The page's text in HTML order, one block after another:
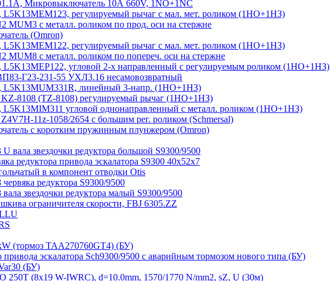
Микровыключатель 10А 660V, 1NO+1NC
L5K13MEM123, регулируемый рычаг с мал. мет. роликом (1НО+1НЗ)
MUM3 с металл. роликом по прод. оси на стержне
(Omron)
L5K13MEM122, регулируемый рычаг с мал. мет. роликом (1НО+1НЗ)
MUM8 с металл. роликом по попереч. оси на стержне
L5K13MEP122, угловой 2-х направленный с регулируемым роликом (1НО+1НЗ)
Г23-231-55 УХЛ3.16 несамовозвратный
L5K13MUM331R, линейный 3-напр. (1НО+1НЗ)
8108 (TZ-8108) регулируемый рычаг (1НО+1НЗ)
L5K13MIM311 угловой однонаправленный с металл. роликом (1НО+1НЗ)
11z-1058/2654 с большим рег. роликом (Schmersal)
с коротким пружинным плунжером (Omron)
вала звездочки редуктора большой S9300/9500
редуктора привода эскалатора S9300 40х52х7
в компонент отводки Otis
редуктора S9300/9500
звездочки редуктора малый S9300/9500
ограничителя скорости, FBJ 6305.ZZ
(тормоз TAA270760GT4) (БУ)
привода эскалатора Sch9300/9500 с аварийным тормозом нового типа (БУ)
(БУ)
250T (8x19 W-IWRC), d=10.0mm, 1570/1770 N/mm2, sZ, U (30м)